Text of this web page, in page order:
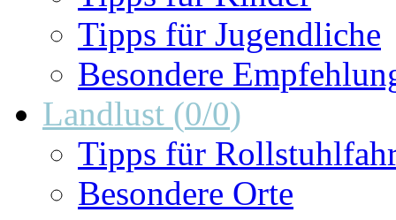
Tipps für Jugendliche
Besondere
Landlust (0/0)
Tipps für
Besondere Orte